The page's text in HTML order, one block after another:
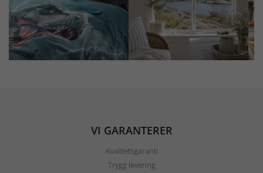
VI GARANTERER
Kvalitetsgaranti
Trygg levering